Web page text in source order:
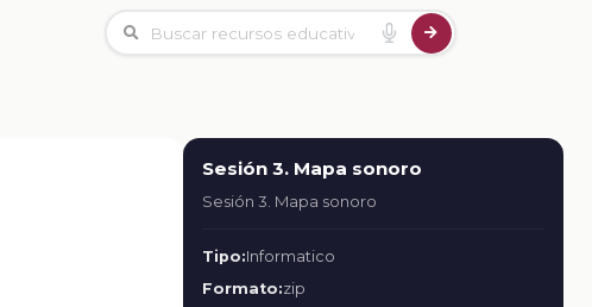
Sesión 3. Mapa sonoro
Sesión 3. Mapa sonoro
Tipo:Informatico
Formato:zip